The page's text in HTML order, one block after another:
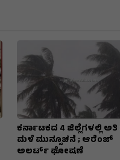
ಕರ್ನಾಟಕದ 4 ಜಿಲ್ಲೆಗಳಲ್ಲಿ ಅತಿ
ಮಳೆ ಮುನ್ಸೂಚನೆ ; ಆರೆಂಜ್‌
ಅಲರ್ಟ್‌ ಘೋಷಣೆ